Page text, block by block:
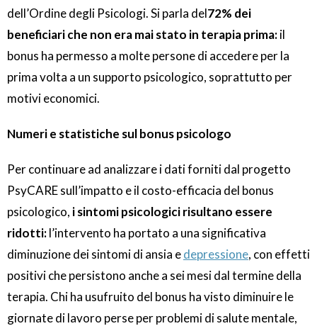
dell’Ordine degli Psicologi. Si parla del72% dei
beneficiari che non era mai stato in terapia prima:il
bonus ha permesso a molte persone di accedere per la
prima volta a un supporto psicologico, soprattutto per
motivi economici.
Numeri e statistiche sul bonus psicologo
Per continuare ad analizzare i dati forniti dal progetto
PsyCARE sull’impatto e il costo-efficacia del bonus
psicologico, i sintomi psicologici risultano essere
ridotti:l’intervento ha portato a una significativa
diminuzione dei sintomi di ansia edepressione, con effetti
positivi che persistono anche a sei mesi dal termine della
terapia. Chi ha usufruito del bonus ha visto diminuire le
giornate di lavoro perse per problemi di salute mentale,